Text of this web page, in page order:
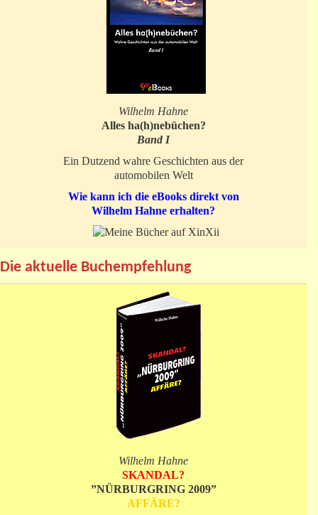
Wilhelm Hahne
Alles ha(h)nebüchen?
Band I
Ein Dutzend wahre Geschichten aus der
automobilen Welt
Wie kann ich die eBooks direkt von
Wilhelm Hahne erhalten?
Die aktuelle Buchempfehlung
Wilhelm Hahne
SKANDAL?
”NÜRBURGRING 2009”
AFFÄRE?